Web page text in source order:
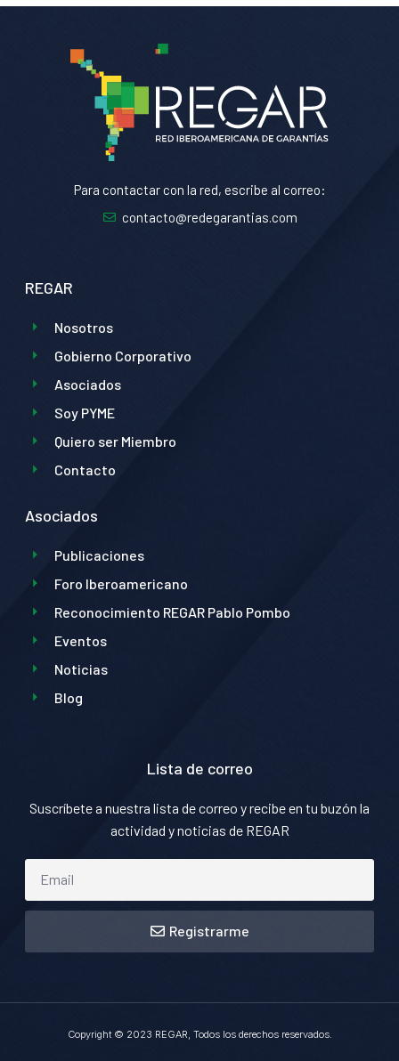
Para contactar con la red, escribe al correo:
contacto@redegarantias.com
REGAR
Nosotros
Gobierno Corporativo
Asociados
Soy PYME
Quiero ser Miembro
Contacto
Asociados
Publicaciones
Foro Iberoamericano
Reconocimiento REGAR Pablo Pombo
Eventos
Noticias
Blog
Lista de correo
Suscríbete a nuestra lista de correo y recibe en tu buzón la
actividad y noticias de REGAR
Registrarme
Copyright © 2023 REGAR, Todos los derechos reservados.